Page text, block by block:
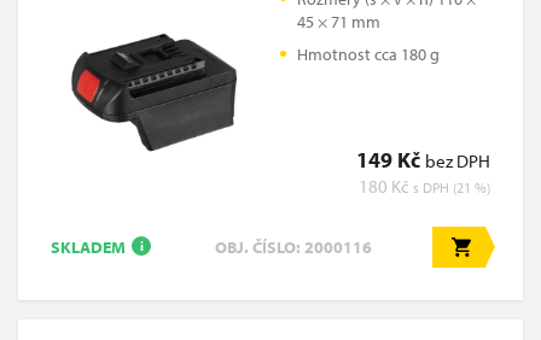
45 × 71 mm
Hmotnost cca 180 g
149 Kč bez DPH
180 Kč s DPH (21 %)
SKLADEM i OBJ. ČÍSLO: 2000116